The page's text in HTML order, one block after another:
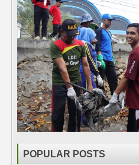
POPULAR POSTS